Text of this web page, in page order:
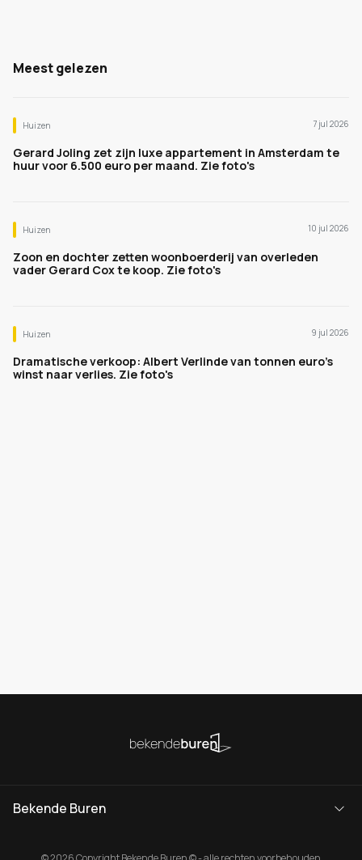
Meest gelezen
Huizen 7 jul 2026
Gerard Joling zet zijn luxe appartement in Amsterdam te
huur voor 6.500 euro per maand. Zie foto's
Huizen 10 jul 2026
Zoon en dochter zetten woonboerderij van overleden
vader Gerard Cox te koop. Zie foto's
Huizen 9 jul 2026
Dramatische verkoop: Albert Verlinde van tonnen euro's
winst naar verlies. Zie foto's
Bekende Buren